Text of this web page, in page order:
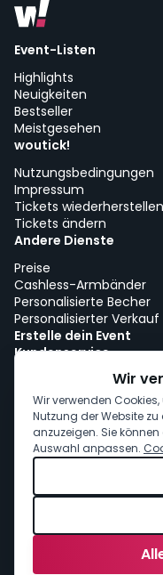
Event-Listen
Highlights
Neuigkeiten
Bestseller
Meistgesehen
woutick!
Nutzungsbedingungen
Impressum
Tickets wiederherstellen
Tickets ändern
Andere Dienste
Preise
Cashless-Armbänder
Personalisierte Becher
Personalisierter Verkauf
Erstelle dein Event
Kundenservice
Arbeiten bei woutick!
Cookie-Richtlinie
Cookie-Einwilligung
Wir
Wir verwenden
Nutzung der Website
anzuzeigen. Sie
Auswahl anpassen.